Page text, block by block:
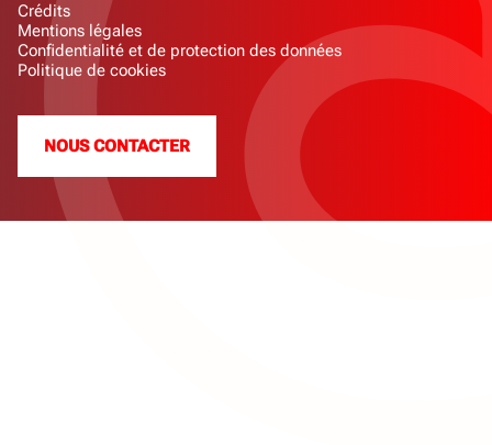
Crédits
Mentions légales
Confidentialité et de protection des données
Politique de cookies
NOUS CONTACTER